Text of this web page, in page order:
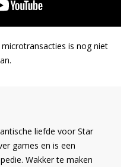
is nog niet
liefde voor Star
games en is een
Wakker te maken